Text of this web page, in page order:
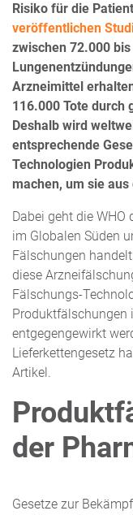
Risiko für die
veröffentlichen
zwischen 72.000
Arzneimittel
116.000 Tote
Deshalb wird
entsprechende
Technologien
machen, um sie
Dabei geht die WHO
im Globalen Süden
Fälschungen
diese
Fälschungs-
Produktfälschungen
entgegengewirkt
Lieferkettengesetz
Artikel.
der
Gesetze zur